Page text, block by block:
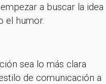
a buscar la idea
el humor.
sea lo más clara
de comunicación a